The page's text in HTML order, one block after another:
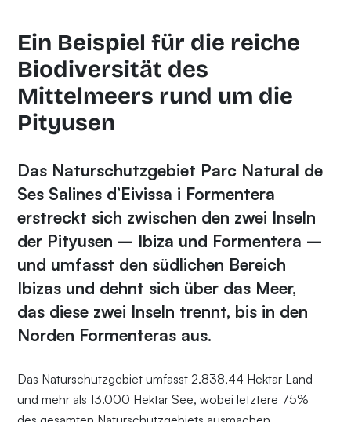
Ein Beispiel für die reiche
Biodiversität des
Mittelmeers rund um die
Pityusen
Das Naturschutzgebiet Parc Natural de
Ses Salines d’Eivissa i Formentera
erstreckt sich zwischen den zwei Inseln
der Pityusen – Ibiza und Formentera –
und umfasst den südlichen Bereich
Ibizas und dehnt sich über das Meer,
das diese zwei Inseln trennt, bis in den
Norden Formenteras aus.
Das Naturschutzgebiet umfasst 2.838,44 Hektar Land
und mehr als 13.000 Hektar See, wobei letztere 75%